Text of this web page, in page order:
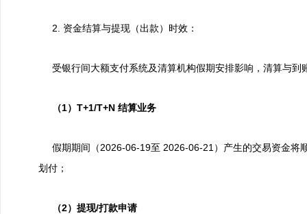
2. 资金结算与提现（出款）时效：
受银行间大额支付系统及清算机构假期安排影响，清算与到
（1） T+1/T+N 结算业务
假期期间（2026-06-19至 2026-06-21）产生的交易资金将
划付；
（2） 提现/打款申请